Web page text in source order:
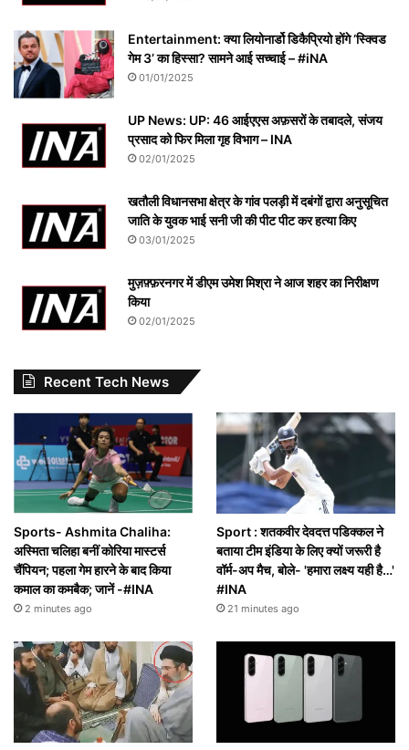
Entertainment: क्या लियोनार्डो डिकैप्रियो होंगे ‘स्क्विड
गेम 3’ का हिस्सा? सामने आई सच्चाई – #iNA
01/01/2025
UP News: UP: 46 आईएएस अफ़सरों के तबादले, संजय
प्रसाद को फिर मिला गृह विभाग – INA
02/01/2025
खतौली विधानसभा क्षेत्र के गांव पलड़ी में दबंगों द्वारा अनुसूचित
जाति के युवक भाई सनी जी की पीट पीट कर हत्या किए
03/01/2025
मुज़फ़्फ़रनगर में डीएम उमेश मिश्रा ने आज शहर का निरीक्षण
किया
02/01/2025
Recent Tech News
Sports- Ashmita Chaliha:
अस्मिता चलिहा बनीं कोरिया मास्टर्स
चैंपियन; पहला गेम हारने के बाद किया
कमाल का कमबैक; जानें -#INA
2 minutes ago
Sport : शतकवीर देवदत्त पडिक्कल ने
बताया टीम इंडिया के लिए क्यों जरूरी है
वॉर्म-अप मैच, बोले- 'हमारा लक्ष्य यही है…'
#INA
21 minutes ago